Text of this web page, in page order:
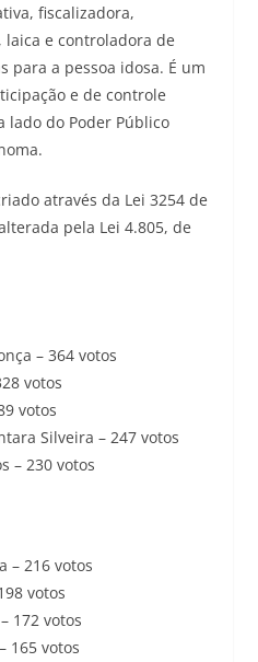
fiscalizadora,
e controladora de
para a pessoa idosa. É um
e de controle
lado do Poder Público
através da Lei 3254 de
pela Lei 4.805, de
– 364 votos
votos
votos
Silveira – 247 votos
– 230 votos
– 216 votos
votos
172 votos
165 votos